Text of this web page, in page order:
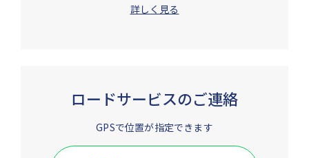
詳しく見る
ロードサービスのご連絡
GPSで位置が指定できます